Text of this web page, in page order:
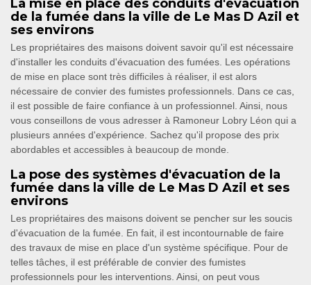
La mise en place des conduits d'évacuation
de la fumée dans la ville de Le Mas D Azil et
ses environs
Les propriétaires des maisons doivent savoir qu'il est nécessaire
d'installer les conduits d'évacuation des fumées. Les opérations
de mise en place sont très difficiles à réaliser, il est alors
nécessaire de convier des fumistes professionnels. Dans ce cas,
il est possible de faire confiance à un professionnel. Ainsi, nous
vous conseillons de vous adresser à Ramoneur Lobry Léon qui a
plusieurs années d'expérience. Sachez qu'il propose des prix
abordables et accessibles à beaucoup de monde.
La pose des systèmes d'évacuation de la
fumée dans la ville de Le Mas D Azil et ses
environs
Les propriétaires des maisons doivent se pencher sur les soucis
d'évacuation de la fumée. En fait, il est incontournable de faire
des travaux de mise en place d'un système spécifique. Pour de
telles tâches, il est préférable de convier des fumistes
professionnels pour les interventions. Ainsi, on peut vous